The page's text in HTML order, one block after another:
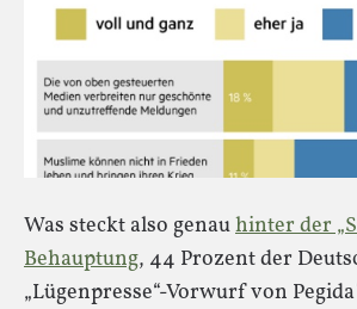
Was steckt also genauhinter der
Behauptung, 44 Prozent der
„Lügenpresse“-Vorwurf von